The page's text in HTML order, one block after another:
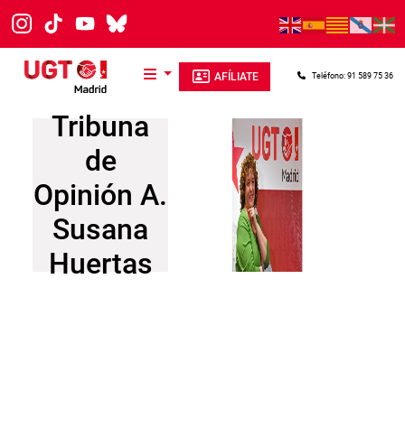
Pasar al contenido principal
AFÍLIATE Teléfono: 91 589 75 36
Tribuna
de
Opinión A.
Susana
Huertas